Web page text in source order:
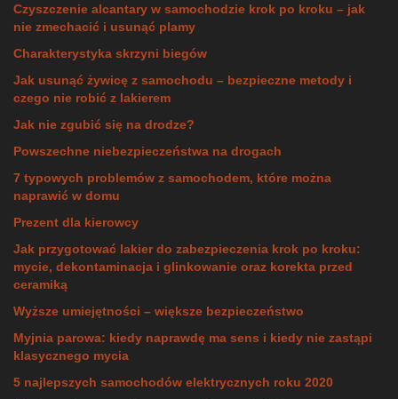
Czyszczenie alcantary w samochodzie krok po kroku – jak
nie zmechacić i usunąć plamy
Charakterystyka skrzyni biegów
Jak usunąć żywicę z samochodu – bezpieczne metody i
czego nie robić z lakierem
Jak nie zgubić się na drodze?
Powszechne niebezpieczeństwa na drogach
7 typowych problemów z samochodem, które można
naprawić w domu
Prezent dla kierowcy
Jak przygotować lakier do zabezpieczenia krok po kroku:
mycie, dekontaminacja i glinkowanie oraz korekta przed
ceramiką
Wyższe umiejętności – większe bezpieczeństwo
Myjnia parowa: kiedy naprawdę ma sens i kiedy nie zastąpi
klasycznego mycia
5 najlepszych samochodów elektrycznych roku 2020